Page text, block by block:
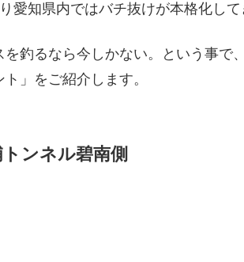
愛知県内ではバチ抜けが本格化し
を釣るなら今しかない。という事で
ト」をご紹介します。
ンネル碧南側